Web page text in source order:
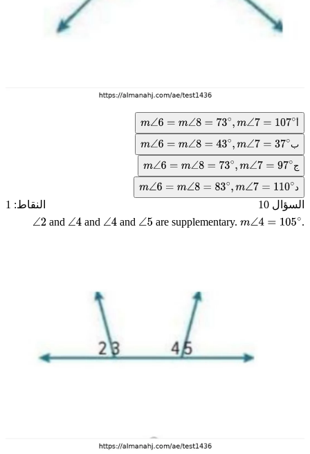
m∠6 =m ∠8=73∘, m∠ 7 =107 ∘
ب
m∠6 =m ∠8=43∘, m∠ 7 =37∘
ج
m∠6 =m ∠8=73∘, m∠ 7 =97∘
m∠6 =m ∠8=83∘, m∠ 7 =110 ∘
السؤال 10
النقاط: 1
∠and ∠and ∠and ∠are supplementary.m∠4 =105∘